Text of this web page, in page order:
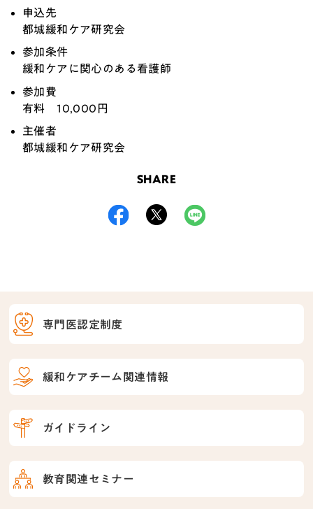
専門医認定制度
緩和ケアチーム関連情報
ガイドライン
教育関連セミナー
申込先
都城緩和ケア研究会
参加条件
緩和ケアに関心のある看護師
参加費
有料10,000円
主催者
都城緩和ケア研究会
SHARE